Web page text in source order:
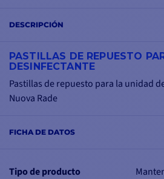
FICHA DE DATOS
Tipo de producto
DESCRIPCIÓN
PASTILLAS DE REPUESTO
DESINFECTANTE
Pastillas de repuesto para la unidad
Nuova Rade